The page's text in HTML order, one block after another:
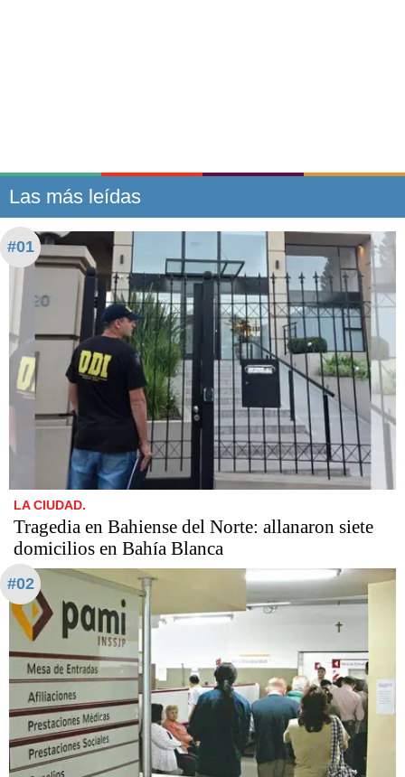
Las más leídas
#01
LA CIUDAD.
Tragedia en Bahiense del Norte: allanaron siete
domicilios en Bahía Blanca
#02